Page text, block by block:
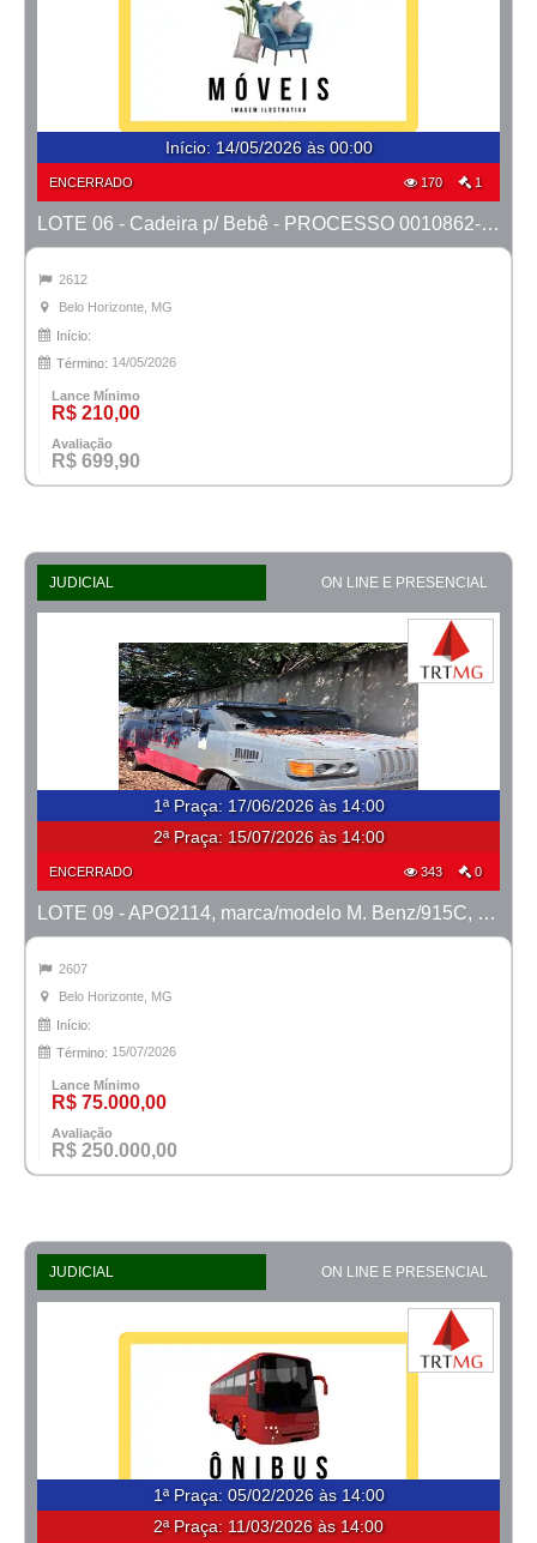
Início: 14/05/2026 às 00:00
ENCERRADO 170 1
LOTE 06 - Cadeira p/ Bebê - PROCESSO 0010862-66.2023-41ª BH
2612
Belo Horizonte, MG
Início:
Término: 14/05/2026
Lance Mínimo
R$ 210,00
Avaliação
R$ 699,90
JUDICIAL ON LINE E PRESENCIAL
1ª Praça: 17/06/2026 às 14:00
2ª Praça: 15/07/2026 às 14:00
ENCERRADO 343 0
LOTE 09 - APO2114, marca/modelo M. Benz/915C, ano 2007/2008
2607
Belo Horizonte, MG
Início:
Término: 15/07/2026
Lance Mínimo
R$ 75.000,00
Avaliação
R$ 250.000,00
JUDICIAL ON LINE E PRESENCIAL
1ª Praça: 05/02/2026 às 14:00
2ª Praça: 11/03/2026 às 14:00